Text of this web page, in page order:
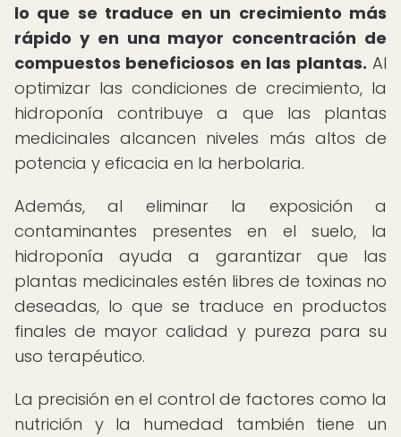
lo que se traduce en un crecimiento más
rápido y en una mayor concentración de
compuestos beneficiosos en las plantas. Al
optimizar las condiciones de crecimiento, la
hidroponía contribuye a que las plantas
medicinales alcancen niveles más altos de
potencia y eficacia en la herbolaria.
Además, al eliminar la exposición a
contaminantes presentes en el suelo, la
hidroponía ayuda a garantizar que las
plantas medicinales estén libres de toxinas no
deseadas, lo que se traduce en productos
finales de mayor calidad y pureza para su
uso terapéutico.
La precisión en el control de factores como la
nutrición y la humedad también tiene un